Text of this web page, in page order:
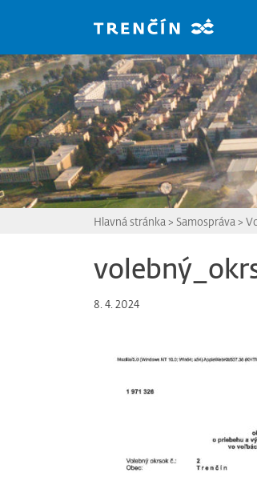
Hlavná stránka > Samospráva >
8. 4. 2024